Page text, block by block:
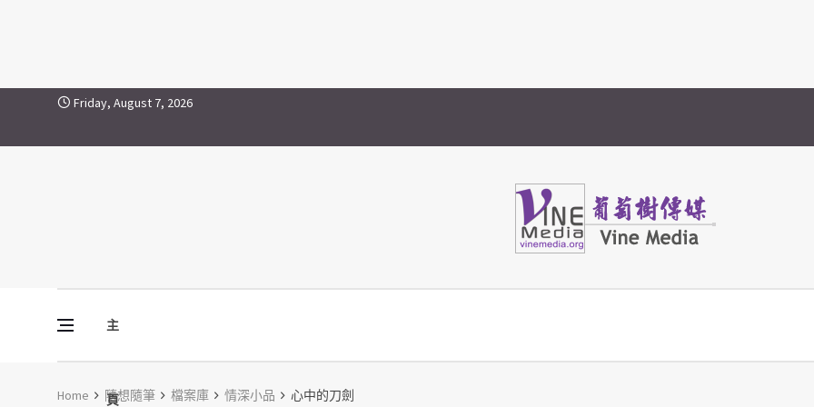
Skip to contentFriday, August 7, 2026
主
頁
Vine Media
葡萄樹傳媒
Home 隨想隨筆 檔案庫 情深小品 心中的刀劍